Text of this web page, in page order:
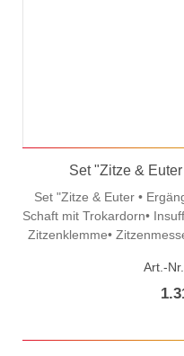
Set "Zitze & Euter • Ergängzung zu VCS3 Set besteht aus:•
Schaft mit Trokardorn• Insufflationspumpe, Batterien• Taststab•
Zitzenklemme• Zitzenmesser nach Ebner• Stenosiscutter-Set
Transportkoffer*** Nur
Art.-